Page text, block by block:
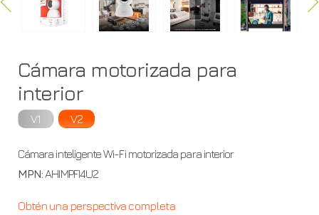
Cámara motorizada para
interior
V1 V2
Cámara inteligente Wi-Fi motorizada para interior
MPN:AHIMPFI4U2
Obtén una perspectiva completa